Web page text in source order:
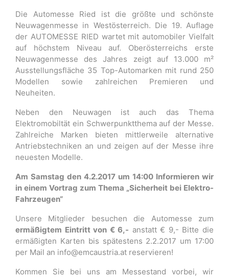
Die Automesse Ried ist die größte und schönste
Neuwagenmesse in Westösterreich. Die 19. Auflage
der AUTOMESSE RIED wartet mit automobiler Vielfalt
auf höchstem Niveau auf. Oberösterreichs erste
Neuwagenmesse des Jahres zeigt auf 13.000 m²
Ausstellungsfläche 35 Top-Automarken mit rund 250
Modellen sowie zahlreichen Premieren und
Neuheiten.
Neben den Neuwagen ist auch das Thema
Elektromobiltät ein Schwerpunktthema auf der Messe.
Zahlreiche Marken bieten mittlerweile alternative
Antriebstechniken an und zeigen auf der Messe ihre
neuesten Modelle.
Am Samstag den 4.2.2017 um 14:00 Informieren wir
in einem Vortrag zum Thema „Sicherheit bei Elektro-
Fahrzeugen“
Unsere Mitglieder besuchen die Automesse zum
ermäßigtem Eintritt von € 6,- anstatt € 9,- Bitte die
ermäßigten Karten bis spätestens 2.2.2017 um 17:00
per Mail an info@emcaustria.at reservieren!
Kommen Sie bei uns am Messestand vorbei, wir